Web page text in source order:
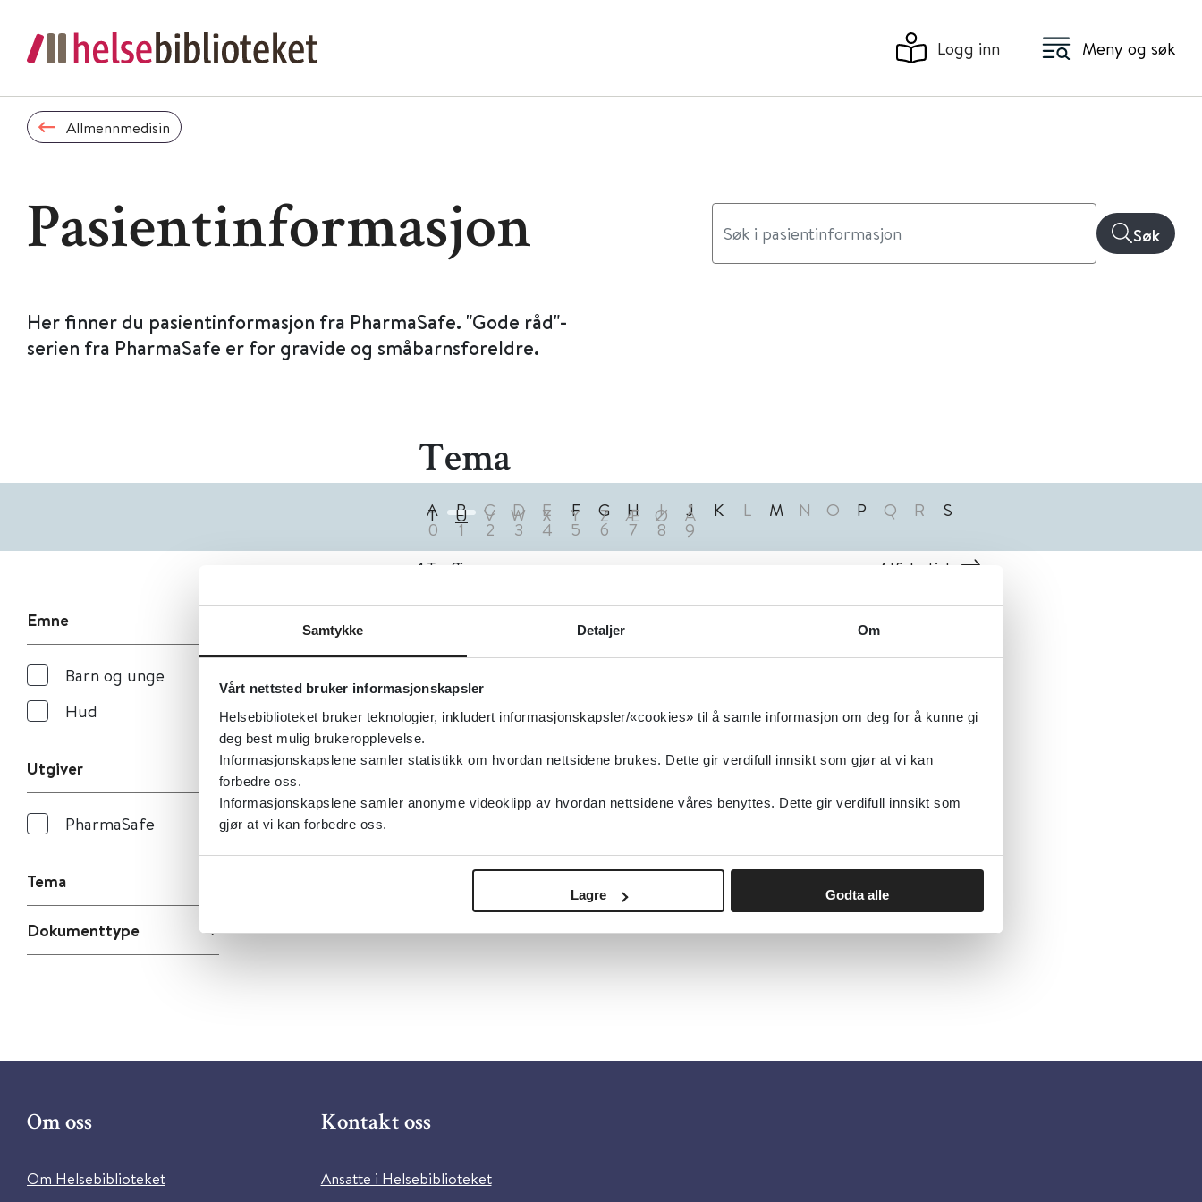
Samtykke Detaljer Om
Vårt nettsted bruker informasjonskapsler
Helsebiblioteket bruker teknologier, inkludert informasjonskapsler/«cookies» til å samle informasjon om deg for å kunne gi
deg best mulig brukeropplevelse.
Informasjonskapslene samler statistikk om hvordan nettsidene brukes. Dette gir verdifull innsikt som gjør at vi kan
forbedre oss.
Informasjonskapslene samler anonyme videoklipp av hvordan nettsidene våres benyttes. Dette gir verdifull innsikt som
gjør at vi kan forbedre oss.
Lagre Godta alle
Logg inn Meny og søk
Allmennmedisin
Pasientinformasjon Søk
Her finner du pasientinformasjon fra PharmaSafe. "Gode råd"-
serien fra PharmaSafe er for gravide og småbarnsforeldre.
Tema
A B C D E F G H I J K L M N O P Q R S
T U V W X Y Z Æ Ø Å
0 1 2 3 4 5 6 7 8 9
Emne
Barn og unge
Hud
Utgiver
PharmaSafe
Tema
Dokumenttype
1 Treff Alfabetisk
Om oss
Om Helsebiblioteket
Kontakt oss
Ansatte i Helsebiblioteket